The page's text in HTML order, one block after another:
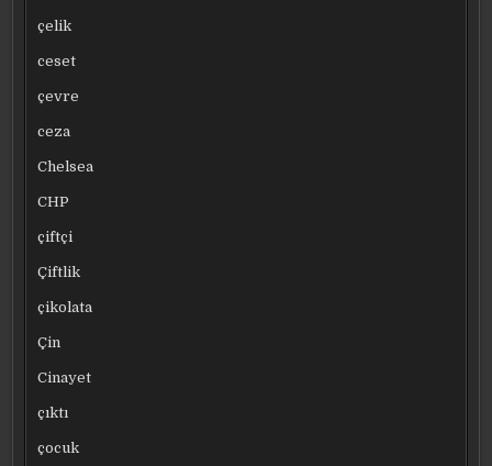
çelik
ceset
çevre
ceza
Chelsea
CHP
çiftçi
Çiftlik
çikolata
Çin
Cinayet
çıktı
çocuk